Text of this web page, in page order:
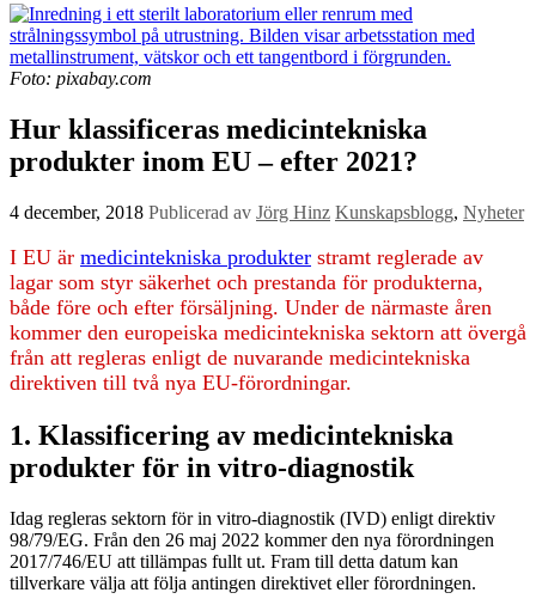
Foto: pixabay.com
Hur klassificeras medicintekniska
produkter inom EU – efter 2021?
4 december, 2018 Publicerad av Jörg Hinz Kunskapsblogg, Nyheter
I EU är medicintekniska produkter stramt reglerade av
lagar som styr säkerhet och prestanda för produkterna,
både före och efter försäljning. Under de närmaste åren
kommer den europeiska medicintekniska sektorn att övergå
från att regleras enligt de nuvarande medicintekniska
direktiven till två nya EU-förordningar.
1. Klassificering av medicintekniska
produkter för in vitro-diagnostik
Idag regleras sektorn förin vitro-diagnostik (IVD) enligt direktiv
98/79/EG. Från den 26 maj 2022 kommer den nya förordningen
2017/746/EU att tillämpas fullt ut. Fram till detta datum kan
tillverkare välja att följa antingen direktivet eller förordningen.